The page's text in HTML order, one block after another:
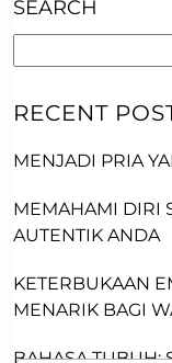
SEARCH
RECENT
MENJADI PRIA
MEMAHAMI DIRI
AUTENTIK ANDA
KETERBUKAAN
MENARIK BAGI
BAHASA TUBUH: